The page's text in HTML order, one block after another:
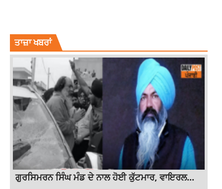
ਤਾਜ਼ਾ ਖਬਰਾਂ
ਗੁਰਸਿਮਰਨ ਸਿੰਘ ਮੰਡ ਦੇ ਨਾਲ ਹੋਈ ਕੁੱਟਮਾਰ, ਵਾਇਰਲ...